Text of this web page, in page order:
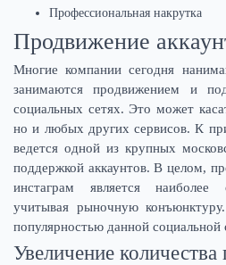
Профессиональная накрутка
Продвижение
Многие компании сегодня
занимаются продвижением и
социальных сетях. Это может
но и любых других сервисов. К
ведется одной из крупных
поддержкой аккаунтов. В целом,
инстаграм является наиболее
учитывая рыночную
популярностью данной социальной
Увеличение